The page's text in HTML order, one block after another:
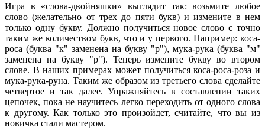
Игра в «слова-двойняшки» выглядит так: возьмите любое
слово (желательно от трех до пяти букв) и измените в нем
только одну букву. Должно получиться новое слово с точно
таким же количеством букв, что и у первого. Например: коса-
роса (буква "к" заменена на букву "р"), мука-рука (буква "м"
заменена на букву "р"). Теперь измените букву во втором
слове. В наших примерах может получиться коса-роса-роза и
мука-рука-руна. Таким же образом из третьего слова сделайте
четвертое и так далее. Упражняйтесь в составлении таких
цепочек, пока не научитесь легко переходить от одного слова
к другому. Как только это произойдет, считайте, что вы из
новичка стали мастером.